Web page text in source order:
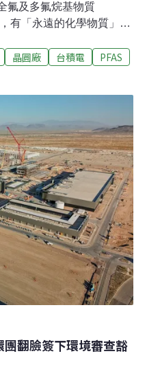
氟及多氟烷基物質
有「永遠的化學物質」之
。但半導體的微影製程、
會用到PFAS。業者研發
美國加州、馬里蘭州、明
的法規。4月，眾議會
任法」（ FCRAA），希
途的PFAS。因應這些限
成員與供應鏈組成PFAS
於去（2023）年提出報
幾乎是不可能的」，並警
晶圓廠 台積電
PFAS
翻臉簽下環境審查豁